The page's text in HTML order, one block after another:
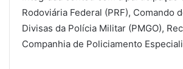
Rodoviária Federal (PRF), Comando
Divisas da Polícia Militar (PMGO),
Companhia de Policiamento